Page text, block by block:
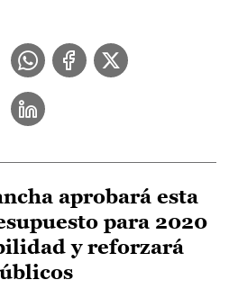
aprobará esta
para 2020
y reforzará